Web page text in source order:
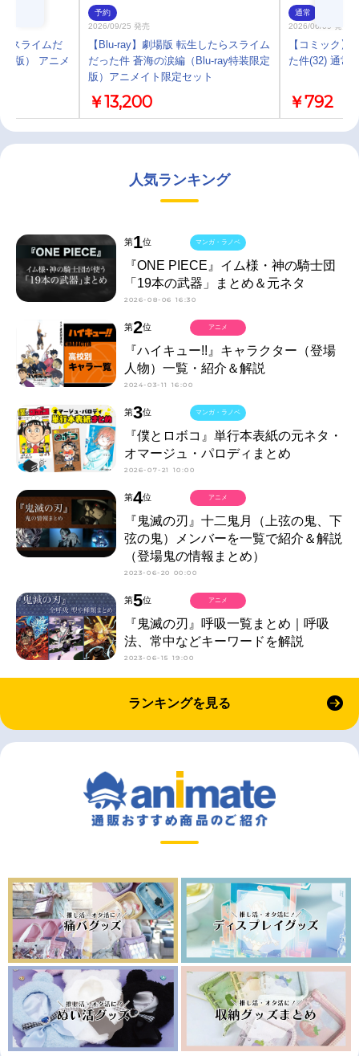
スライムだ
版） アニメ
予約
2026/09/25 発売
【Blu-ray】劇場版 転生したらスライム
だった件 蒼海の涙編（Blu-ray特装限定
版）アニメイト限定セット
￥13,200
通常
2026/06/09 発売
【コミック】
た件(32) 通常
￥792
人気ランキング
第1位
『ONE PIECE』イム様・神の騎士団
「19本の武器」まとめ＆元ネタ
2026-08-06 16:30
マンガ・ラノベ
第2位
『ハイキュー!!』キャラクター（登場
人物）一覧・紹介＆解説
2024-03-11 16:00
アニメ
第3位
『僕とロボコ』単行本表紙の元ネタ・
オマージュ・パロディまとめ
2026-07-21 10:00
マンガ・ラノベ
第4位
『鬼滅の刃』十二鬼月（上弦の鬼、下
弦の鬼）メンバーを一覧で紹介＆解説
（登場鬼の情報まとめ）
2023-06-20 00:00
アニメ
第5位
『鬼滅の刃』呼吸一覧まとめ｜呼吸
法、常中などキーワードを解説
2023-06-15 19:00
アニメ
ランキングを見る